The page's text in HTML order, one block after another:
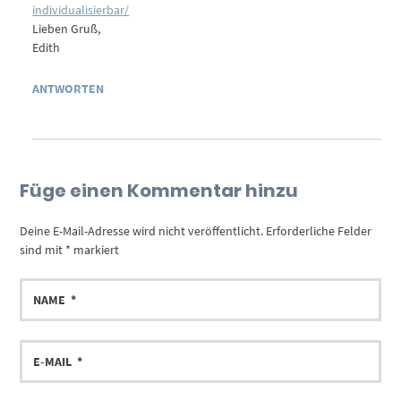
individualisierbar/
Lieben Gruß,
Edith
ANTWORTEN
Füge einen Kommentar hinzu
Deine E-Mail-Adresse wird nicht veröffentlicht. Erforderliche Felder
sind mit * markiert
NAME
E-
MAIL